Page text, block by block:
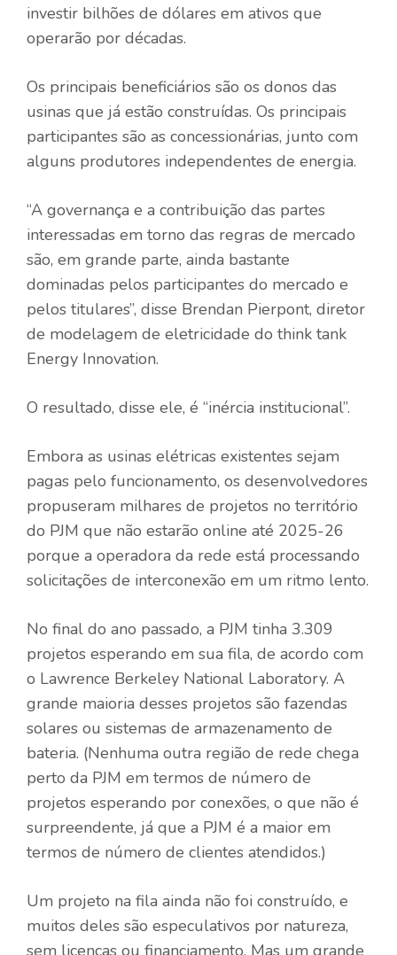
investir bilhões de dólares em ativos que
operarão por décadas.
Os principais beneficiários são os donos das
usinas que já estão construídas. Os principais
participantes são as concessionárias, junto com
alguns produtores independentes de energia.
“A governança e a contribuição das partes
interessadas em torno das regras de mercado
são, em grande parte, ainda bastante
dominadas pelos participantes do mercado e
pelos titulares”, disse Brendan Pierpont, diretor
de modelagem de eletricidade do think tank
Energy Innovation.
O resultado, disse ele, é “inércia institucional”.
Embora as usinas elétricas existentes sejam
pagas pelo funcionamento, os desenvolvedores
propuseram milhares de projetos no território
do PJM que não estarão online até 2025-26
porque a operadora da rede está processando
solicitações de interconexão em um ritmo lento.
No final do ano passado, a PJM tinha 3.309
projetos esperando em sua fila, de acordo com
o Lawrence Berkeley National Laboratory. A
grande maioria desses projetos são fazendas
solares ou sistemas de armazenamento de
bateria. (Nenhuma outra região de rede chega
perto da PJM em termos de número de
projetos esperando por conexões, o que não é
surpreendente, já que a PJM é a maior em
termos de número de clientes atendidos.)
Um projeto na fila ainda não foi construído, e
muitos deles são especulativos por natureza,
sem licenças ou financiamento. Mas um grande